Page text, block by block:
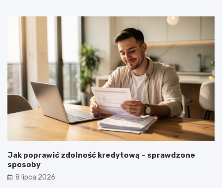
Jak poprawić zdolność kredytową – sprawdzone
sposoby
8 lipca 2026